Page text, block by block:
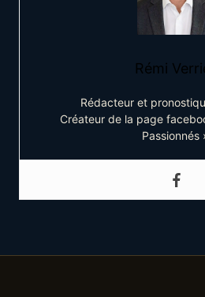
Rémi
Rédacteur et
Créateur de la page
Passionnés